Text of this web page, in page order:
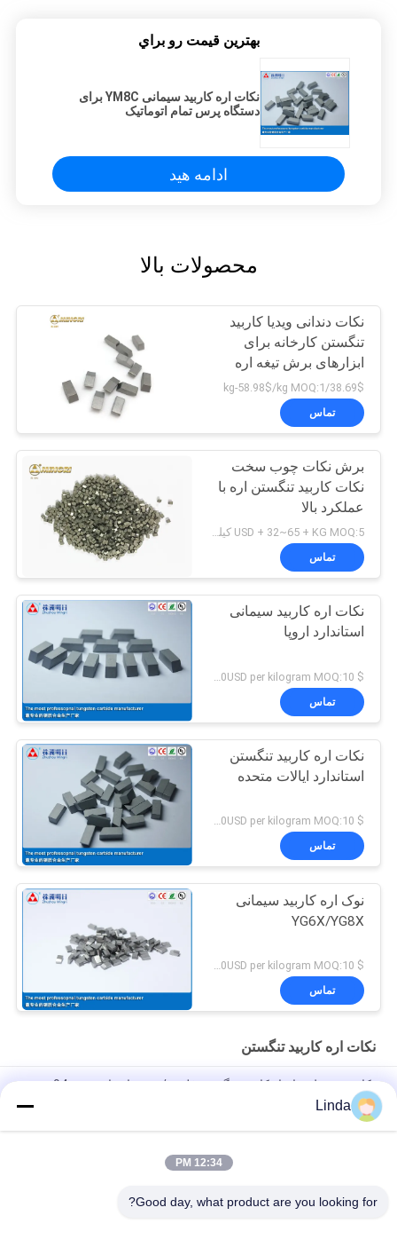
بهترين قيمت رو براي
نکات اره کاربید سیمانی YM8C برای
دستگاه پرس تمام اتوماتیک
ادامه هید
محصولات بالا
نکات دندانی ویدیا کاربید
تنگستن کارخانه برای
ابزارهای برش تیغه اره
چوب سخت
38.69$/kg-58.98$/kg MOQ:1
تماس
برش نکات چوب سخت
نکات کاربید تنگستن اره با
عملکرد بالا
تماس
نکات اره کاربید سیمانی
استاندارد اروپا
تماس
نکات اره کاربید تنگستن
استاندارد ایالات متحده
$ 45.00-65.00USD per kilogram MOQ:10 کیلوگرم
تماس
نوک اره کاربید سیمانی
YG6X/YG8X
$ 45.00-65.00USD per kilogram MOQ:10 کیلوگرم
تماس
نکات اره کاربید تنگستن
نکات مربوط به ابزار کاربید تنگستن فلزی / برش اره ای مدور 94
سختی HRA
SS10 20x12x3 نکات سنجه کاربید ولتفستم برای قطعات ابزار برق و
Linda
12:34 PM
Good day, what product are you looking for?